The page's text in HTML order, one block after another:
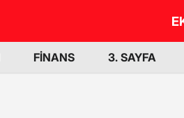
FİNANS 3. SAYFA